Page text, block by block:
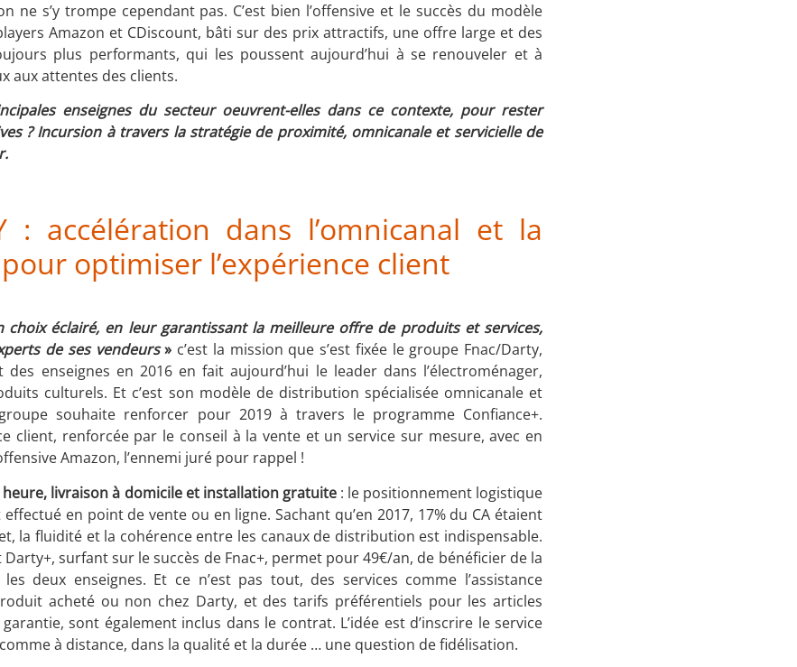
ne s’y trompe cependant pas. C’est bien l’offensive et le succès du modèle
Amazon et CDiscount, bâti sur des prix attractifs, une offre large et des
plus performants, qui les poussent aujourd’hui à se renouveler et à
aux attentes des clients.
enseignes du secteur oeuvrent-elles dans ce contexte, pour rester
? Incursion à travers la stratégie de proximité, omnicanale et servicielle de
: accélération dans l’omnicanal et la
optimiser l’expérience client
choix éclairé, en leur garantissant la meilleure offre de produits et services,
de ses vendeurs» c’est la mission que s’est fixée le groupe Fnac/Darty,
enseignes en 2016 en fait aujourd’hui le leader dans l’électroménager,
culturels. Et c’est son modèle de distribution spécialisée omnicanale et
souhaite renforcer pour 2019 à travers le programme Confiance+.
client, renforcée par le conseil à la vente et un service sur mesure, avec en
Amazon, l’ennemi juré pour rappel !
heure, livraison à domicile et installation gratuite: le positionnement logistique
en point de vente ou en ligne. Sachant qu’en 2017, 17% du CA étaient
la fluidité et la cohérence entre les canaux de distribution est indispensable.
surfant sur le succès de Fnac+, permet pour 49€/an, de bénéficier de la
deux enseignes. Et ce n’est pas tout, des services comme l’assistance
acheté ou non chez Darty, et des tarifs préférentiels pour les articles
sont également inclus dans le contrat. L’idée est d’inscrire le service
à distance, dans la qualité et la durée … une question de fidélisation.